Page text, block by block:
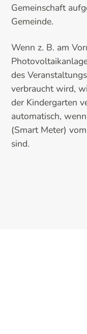
Gemeinschaft
Gemeinde.
Wenn z. B. am
des
verbraucht wird,
der Kindergarten
automatisch,
(Smart Meter)
sind.